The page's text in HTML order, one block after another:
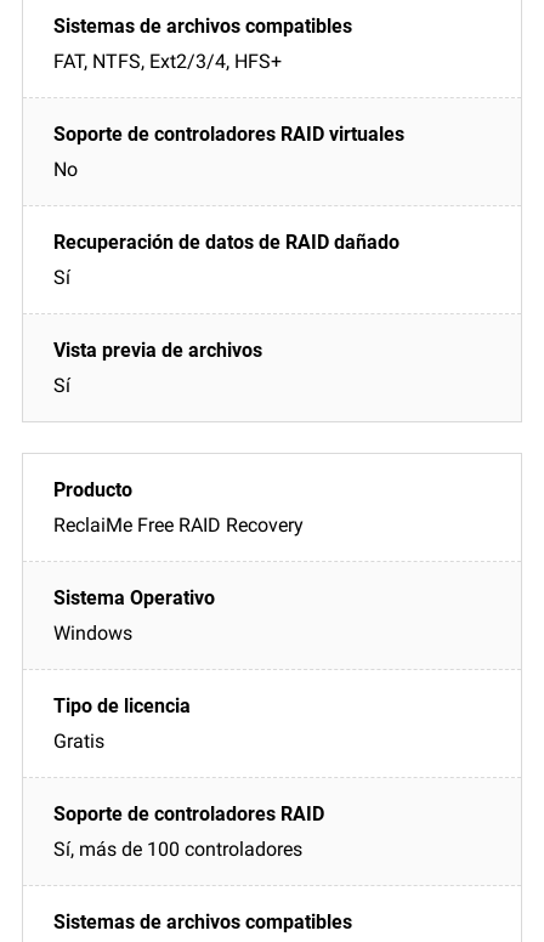
FAT, NTFS, Ext2/3/4, HFS+
No
Sí
Sí
ReclaiMe Free RAID Recovery
Windows
Gratis
Sí, más de 100 controladores